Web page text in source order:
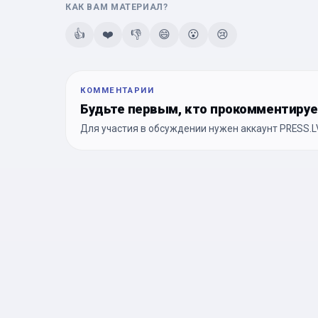
КАК ВАМ МАТЕРИАЛ?
👍 ❤️ 👎 😄 😮 😢
КОММЕНТАРИИ
Будьте первым, кто
Для участия в обсуждении нужен аккаунт